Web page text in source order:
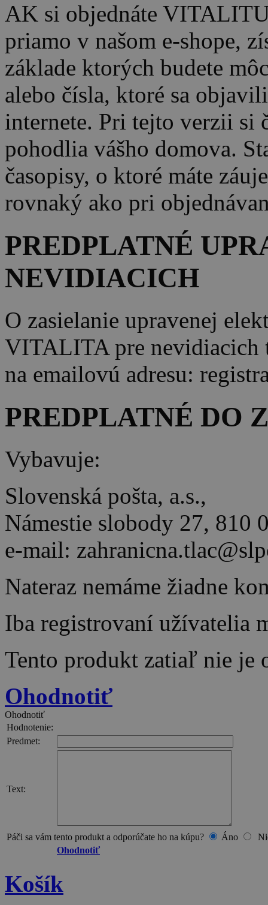
AK si objednáte
priamo v našom e-shope,
základe ktorých budete
alebo čísla, ktoré sa
internete. Pri tejto verzii si
pohodlia vášho domova.
časopisy, o ktoré máte
rovnaký ako pri
PREDPLATNÉ
NEVIDIACICH
O zasielanie upravenej
VITALITA pre nevidiacich
na emailovú adresu:
PREDPLATNÉ DO
Vybavuje:
Slovenská pošta, a.s.,
Námestie slobody 27, 810
e-mail:
Nateraz nemáme žiadne
Iba registrovaní užívatelia
Tento produkt zatiaľ nie je
Ohodnotiť
Ohodnotiť
Hodnotenie:
Predmet:
Text:
Páči sa vám tento produkt a odporúčate ho na kúpu? Áno
Ohodnotiť
Košík